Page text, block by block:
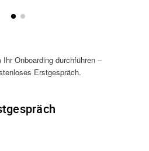
Onboarding durchführen –
Erstgespräch.